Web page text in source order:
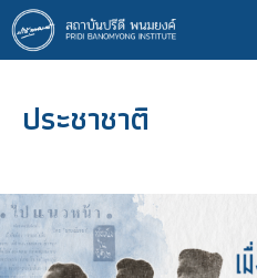
ข้าม
ไป
ยัง
หลักประชาชาติ